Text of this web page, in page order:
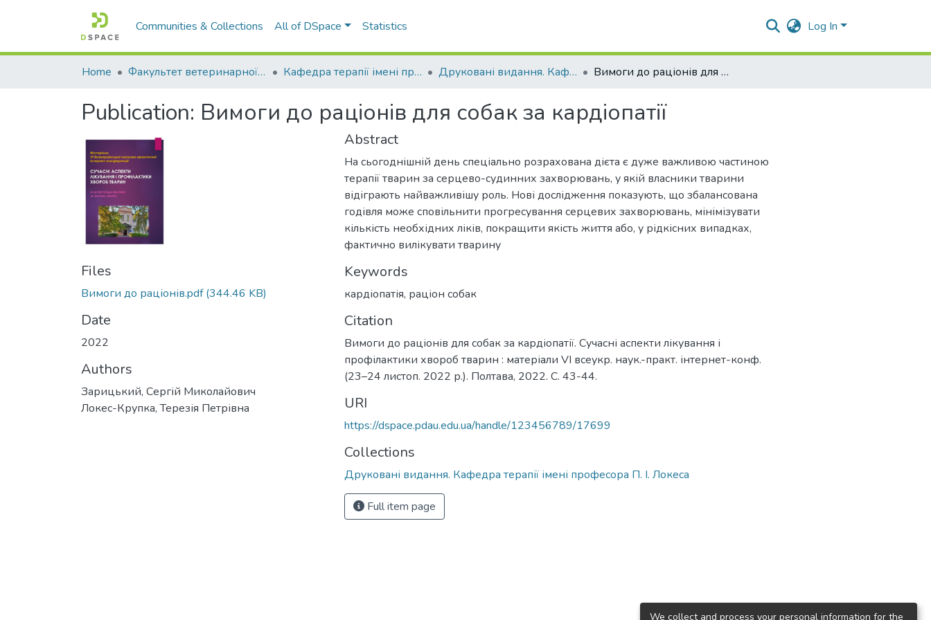
Communities & Collections All of DSpace Statistics Log In
Home Факультет ветеринарної медицини Кафедра терапії імені професора П. І. Локеса Друковані видання. Кафедра терапії імені професора П. І. Локеса Вимоги до раціонів для собак за кардіопатії
Publication: Вимоги до раціонів для собак за кардіопатії
Files
Вимоги до раціонів.pdf(344.46 KB)
Date
2022
Authors
Зарицький, Сергій Миколайович
Локес-Крупка, Терезія Петрівна
Abstract
На сьогоднішній день спеціально розрахована дієта є дуже важливою частиною
терапії тварин за серцево-судинних захворювань, у якій власники тварини
відіграють найважливішу роль. Нові дослідження показують, що збалансована
годівля може сповільнити прогресування серцевих захворювань, мінімізувати
кількість необхідних ліків, покращити якість життя або, у рідкісних випадках,
фактично вилікувати тварину
Keywords
кардіопатія, раціон собак
Citation
Вимоги до раціонів для собак за кардіопатії. Сучасні аспекти лікування і
профілактики хвороб тварин : матеріали VІ всеукр. наук.-практ. інтернет-конф.
(23–24 листоп. 2022 р.). Полтава, 2022. С. 43-44.
URI
https://dspace.pdau.edu.ua/handle/123456789/17699
Collections
Друковані видання. Кафедра терапії імені професора П. І. Локеса
Full item page
We collect and process your personal information for the